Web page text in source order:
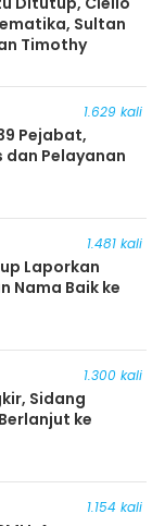
Sultan
Timothy
1.629 kali
Pejabat,
Pelayanan
1.481 kali
Laporkan
Nama Baik ke
1.300 kali
Sidang
ke
1.154 kali